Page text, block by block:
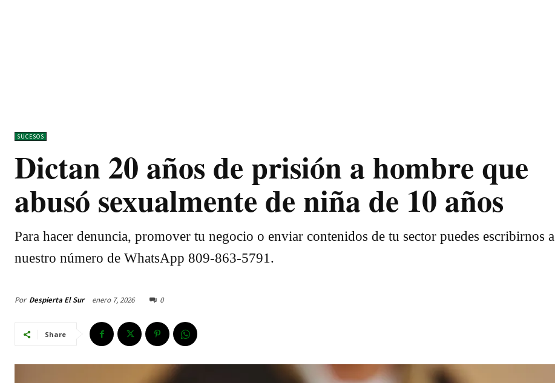
SUCESOS
Dictan 20 años de prisión a hombre que
abusó sexualmente de niña de 10 años
Para hacer denuncia, promover tu negocio o enviar contenidos de tu sector puedes escribirnos a
nuestro número de WhatsApp 809-863-5791.
Por Despierta El Sur enero 7, 2026 0
Share